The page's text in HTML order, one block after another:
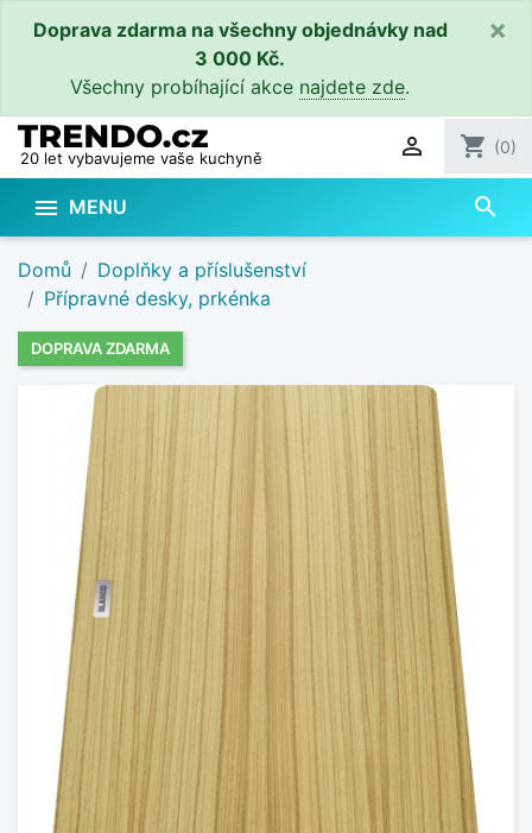
Doprava zdarma na všechny objednávky nad
3 000 Kč.
Všechny probíhající akce najdete zde.
×
20 let vybavujeme vaše kuchyně  shopping_cart (0)
 MENU search
Domů
Doplňky a příslušenství
Přípravné desky, prkénka
DOPRAVA ZDARMA